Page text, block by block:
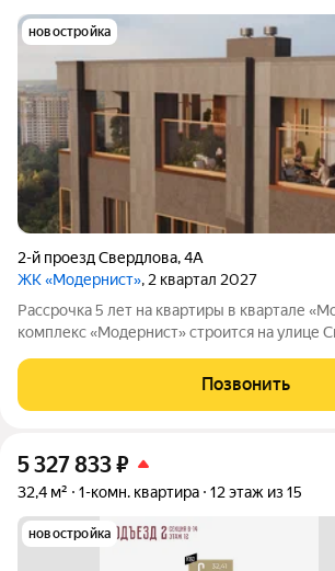
новостройка
2-й проезд Свердлова,4А
ЖК «Модернист», 2 квартал 2027
Рассрочка 5 лет на квартиры в квартале
комплекс «Модернист» строится на улице
образовательному и культурному центру.
помогает жить, отдыхать и
Позвонить
5 327 833₽
32,4 м² 1-комн. квартира 12 этаж из 15
новостройка